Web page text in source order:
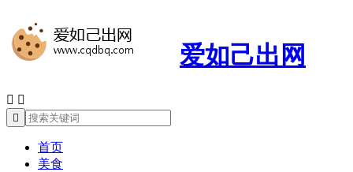
爱如己出网
 

首页
美食